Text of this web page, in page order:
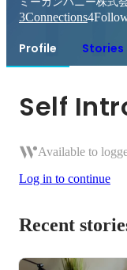
3Connections4
Profile Stories
Self
Available to
Log in to continue
Recent